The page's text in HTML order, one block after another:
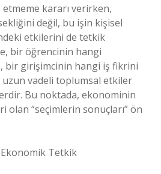
kararı verirken,
değil, bu işin kişisel
etkilerini de tetkik
bir öğrencinin hangi
bir girişimcinin hangi iş fikrini
uzun vadeli toplumsal etkiler
Bu noktada, ekonominin
olan “seçimlerin sonuçları” ön
Tetkik